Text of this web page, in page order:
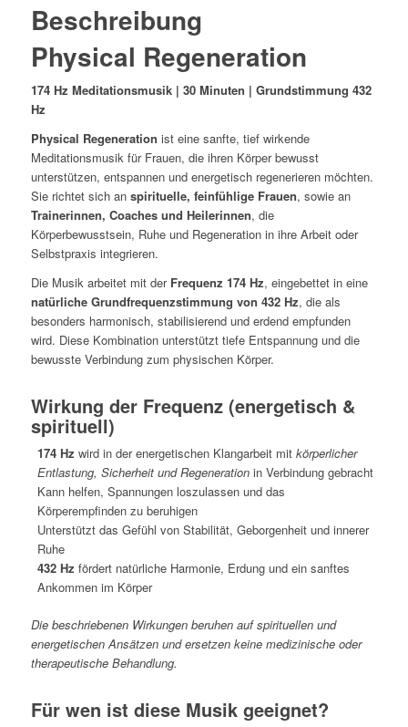
Beschreibung
Physical Regeneration
174 Hz Meditationsmusik | 30 Minuten | Grundstimmung 432
Hz
Physical Regeneration ist eine sanfte, tief wirkende
Meditationsmusik für Frauen, die ihren Körper bewusst
unterstützen, entspannen und energetisch regenerieren möchten.
Sie richtet sich an spirituelle, feinfühlige Frauen, sowie an
Trainerinnen, Coaches und Heilerinnen, die
Körperbewusstsein, Ruhe und Regeneration in ihre Arbeit oder
Selbstpraxis integrieren.
Die Musik arbeitet mit der Frequenz 174 Hz, eingebettet in eine
natürliche Grundfrequenzstimmung von 432 Hz, die als
besonders harmonisch, stabilisierend und erdend empfunden
wird. Diese Kombination unterstützt tiefe Entspannung und die
bewusste Verbindung zum physischen Körper.
Wirkung der Frequenz (energetisch &
spirituell)
174 Hz wird in der energetischen Klangarbeit mit körperlicher
Entlastung, Sicherheit und Regenerationin Verbindung gebracht
Kann helfen, Spannungen loszulassen und das
Körperempfinden zu beruhigen
Unterstützt das Gefühl von Stabilität, Geborgenheit und innerer
Ruhe
432 Hz fördert natürliche Harmonie, Erdung und ein sanftes
Ankommen im Körper
Die beschriebenen Wirkungen beruhen auf spirituellen und
energetischen Ansätzen und ersetzen keine medizinische oder
therapeutische Behandlung.
Für wen ist diese Musik geeignet?